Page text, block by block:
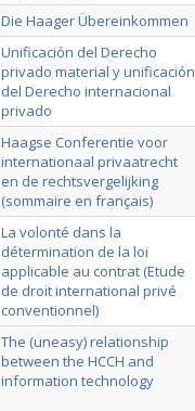
Die Haager Übereinkommen
Unificación del Derecho
privado material y unificación
del Derecho internacional
privado
Haagse Conferentie voor
internationaal privaatrecht
en de rechtsvergelijking
(sommaire en français)
La volonté dans la
détermination de la loi
applicable au contrat (Etude
de droit international privé
conventionnel)
The (uneasy) relationship
between the HCCH and
information technology